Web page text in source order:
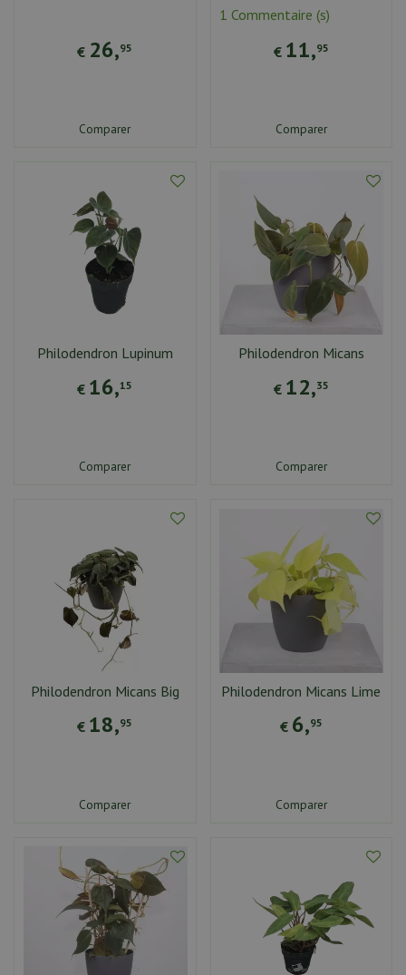
€ 26,95
Comparer
1 Commentaire (s)
€ 11,95
Comparer
Philodendron Lupinum
€ 16,15
Comparer
Philodendron Micans
€ 12,35
Comparer
Philodendron Micans Big
€ 18,95
Comparer
Philodendron Micans Lime
€ 6,95
Comparer